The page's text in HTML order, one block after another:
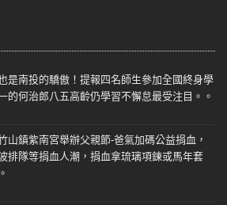
是南投的驕傲！提報四名師生參加全國終身學
的何治郎八五高齡仍學習不懈怠最受注目。。
山鎮紫南宮舉辦父親節-爸氣加碼公益捐血，
排隊等捐血人潮，捐血拿琉璃項鍊或馬年套